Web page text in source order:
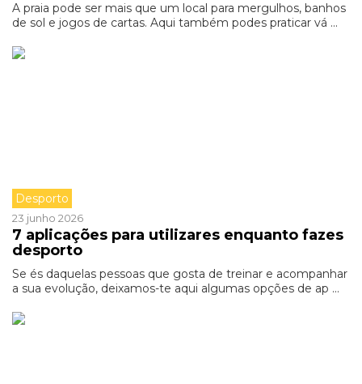
A praia pode ser mais que um local para mergulhos, banhos
de sol e jogos de cartas. Aqui também podes praticar vá ...
Desporto
23 junho 2026
7 aplicações para utilizares enquanto fazes
desporto
Se és daquelas pessoas que gosta de treinar e acompanhar
a sua evolução, deixamos-te aqui algumas opções de ap ...